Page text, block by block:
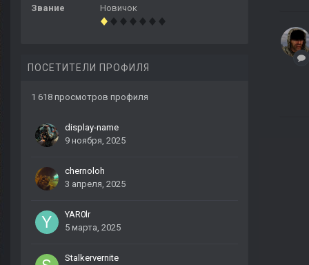
Звание Новичок
ПОСЕТИТЕЛИ ПРОФИЛЯ
1 618 просмотров профиля
display-name
9 ноября, 2025
chernoloh
3 апреля, 2025
YAR0lr
5 марта, 2025
Stalkervernite